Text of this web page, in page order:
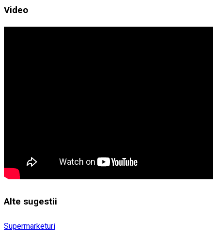
Video
Alte sugestii
Supermarketuri